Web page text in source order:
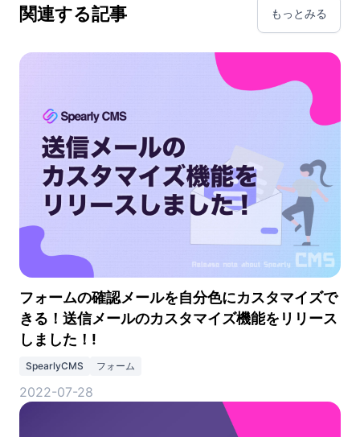
関連する記事 もっとみる
フォームの確認メールを自分色にカスタマイズで
きる！送信メールのカスタマイズ機能をリリース
しました！!
SpearlyCMS フォーム
2022-07-28